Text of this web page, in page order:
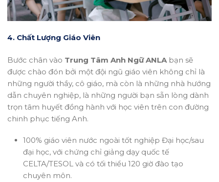
4. Chất Lượng Giáo Viên
Bước chân vào Trung Tâm Anh Ngữ ANLAbạn sẽ
được chào đón bởi một đội ngũ giáo viên không chỉ là
những người thầy, cô giáo, mà còn là những nhà hướng
dẫn chuyên nghiệp, là những người bạn sẵn lòng dành
trọn tâm huyết đồng hành với học viên trên con đường
chinh phục tiếng Anh.
100% giáo viên nước ngoài tốt nghiệp Đại học/sau
đại học, với chứng chỉ giảng dạy quốc tế
CELTA/TESOL và có tối thiểu 120 giờ đào tạo
chuyên môn.